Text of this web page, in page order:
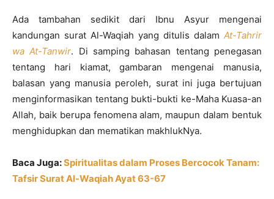
Ada tambahan sedikit dari Ibnu Asyur mengenai
kandungan surat Al-Waqiah yang ditulis dalam At-Tahrir
wa At-Tanwir. Di samping bahasan tentang penegasan
tentang hari kiamat, gambaran mengenai manusia,
balasan yang manusia peroleh, surat ini juga bertujuan
menginformasikan tentang bukti-bukti ke-Maha Kuasa-an
Allah, baik berupa fenomena alam, maupun dalam bentuk
menghidupkan dan mematikan makhlukNya.
Baca Juga:Spiritualitas dalam Proses Bercocok Tanam:
Tafsir Surat Al-Waqiah Ayat 63-67